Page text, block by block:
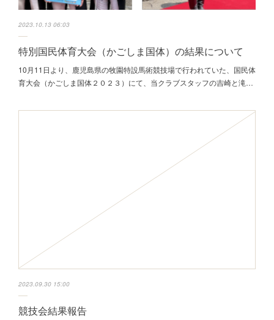
2023.10.13 06:03
特別国民体育大会（かごしま国体）の結果について
10月11日より、鹿児島県の牧園特設馬術競技場で行われていた、国民体
育大会（かごしま国体２０２３）にて、当クラブスタッフの吉崎と滝…
2023.09.30 15:00
競技会結果報告